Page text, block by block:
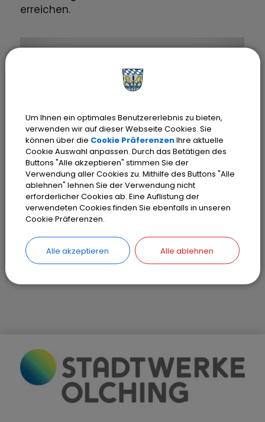
erreichen.
OLCHING
Stadtwerke Olching
SWO
Website: stadtwerke-olching.de
E-Mail:
info@sw-olching.de
Um Ihnen ein optimales Benutzererlebnis zu bieten,
verwenden wir auf dieser Webseite Cookies. Sie
können über die Cookie PräferenzenIhre aktuelle
Cookie Auswahl anpassen. Durch das Betätigen des
Buttons "Alle akzeptieren" stimmen Sie der
Verwendung aller Cookies zu. Mithilfe des Buttons "Alle
ablehnen" lehnen Sie der Verwendung nicht
erforderlicher Cookies ab. Eine Auflistung der
verwendeten Cookies finden Sie ebenfalls in unseren
Cookie Präferenzen.
Alle akzeptieren Alle ablehnen